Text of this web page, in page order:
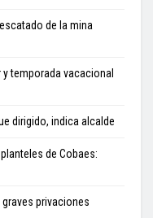
de la mina
temporada vacacional
dirigido, indica alcalde
de Cobaes:
privaciones